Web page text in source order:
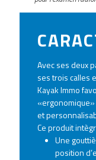
Avec ses deux
ses trois calles
Kayak Immo
et
Ce produit
Une
position